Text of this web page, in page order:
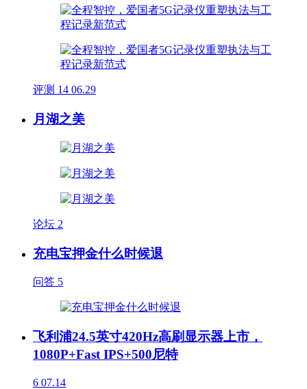
评测 14 06.29
月湖之美
论坛 2
充电宝押金什么时候退
问答 5
飞利浦24.5英寸420Hz高刷显示器上市，
1080P+Fast IPS+500尼特
6 07.14